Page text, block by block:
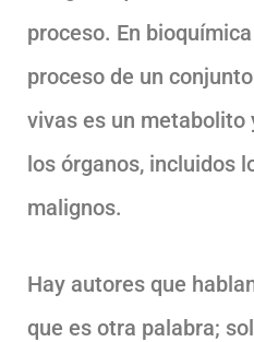
proceso. En
proceso de un
vivas es un metabolito
los órganos, incluidos
malignos.
Hay autores que
que es otra palabra;